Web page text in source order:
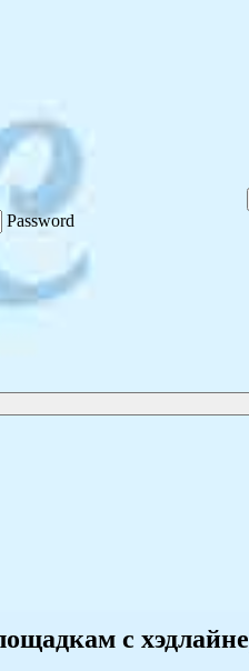
Password
с